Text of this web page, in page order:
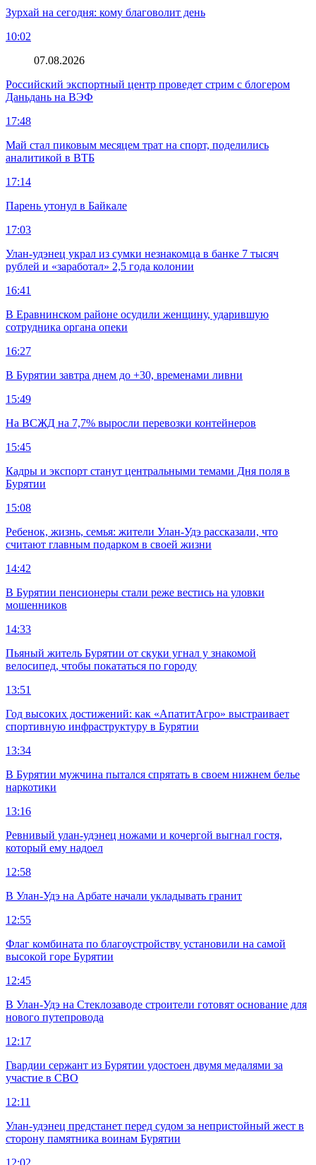
Зурхай на сегодня: кому благоволит день
10:02
07.08.2026
Российский экспортный центр проведет стрим с блогером
Даньдань на ВЭФ
17:48
Май стал пиковым месяцем трат на спорт, поделились
аналитикой в ВТБ
17:14
Парень утонул в Байкале
17:03
Улан-удэнец украл из сумки незнакомца в банке 7 тысяч
рублей и «заработал» 2,5 года колонии
16:41
В Еравнинском районе осудили женщину, ударившую
сотрудника органа опеки
16:27
В Бурятии завтра днем до +30, временами ливни
15:49
На ВСЖД на 7,7% выросли перевозки контейнеров
15:45
Кадры и экспорт станут центральными темами Дня поля в
Бурятии
15:08
Ребенок, жизнь, семья: жители Улан-Удэ рассказали, что
считают главным подарком в своей жизни
14:42
В Бурятии пенсионеры стали реже вестись на уловки
мошенников
14:33
Пьяный житель Бурятии от скуки угнал у знакомой
велосипед, чтобы покататься по городу
13:51
Год высоких достижений: как «АпатитАгро» выстраивает
спортивную инфраструктуру в Бурятии
13:34
В Бурятии мужчина пытался спрятать в своем нижнем белье
наркотики
13:16
Ревнивый улан-удэнец ножами и кочергой выгнал гостя,
который ему надоел
12:58
В Улан-Удэ на Арбате начали укладывать гранит
12:55
Флаг комбината по благоустройству установили на самой
высокой горе Бурятии
12:45
В Улан-Удэ на Стеклозаводе строители готовят основание для
нового путепровода
12:17
Гвардии сержант из Бурятии удостоен двумя медалями за
участие в СВО
12:11
Улан-удэнец предстанет перед судом за непристойный жест в
сторону памятника воинам Бурятии